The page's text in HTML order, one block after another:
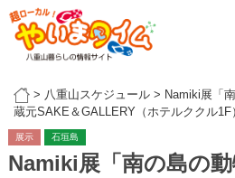
> 八重山スケジュール> Namiki展「
蔵元SAKE＆GALLERY（ホテルククル1F
展示 石垣島
Namiki展「南の島の